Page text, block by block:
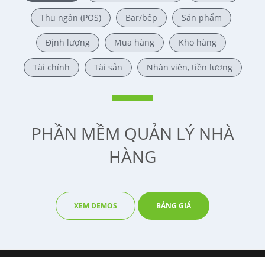
Thu ngân (POS) Bar/bếp Sản phẩm
Định lượng Mua hàng Kho hàng
Tài chính Tài sản Nhân viên, tiền lương
PHẦN MỀM QUẢN LÝ NHÀ
HÀNG
XEM DEMOS BẢNG GIÁ